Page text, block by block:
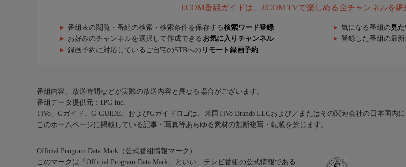
J:COM番組ガイドは、J:COM TVで楽しめる全チャンネルを網
番組表の閲覧・番組の検索・検索条件を保存する検索ワード登録 気になる番組の 見
お好みのチャンネルを選択して作成できる お気に入りチャンネル 登録した番組の最
録画予約に対応しているご自宅のSTBへの リモート録画予約
番組内容、放送時間などが実際の放送内容と異なる場合がございます。
番組データ提供元：IPG Inc.
TiVo、Gガイド、G-GUIDE、およびGガイドロゴは、米国TiVo Brands LLCおよび／またはその関連会社の日本国内
このホームページに掲載している記事・写真等あらゆる素材の無断複写・転載を禁じます。
Official Program Data Mark（公式番組情報マーク）
このマークは「Official Program Data Mark」といい、テレビ番組の公式情報である